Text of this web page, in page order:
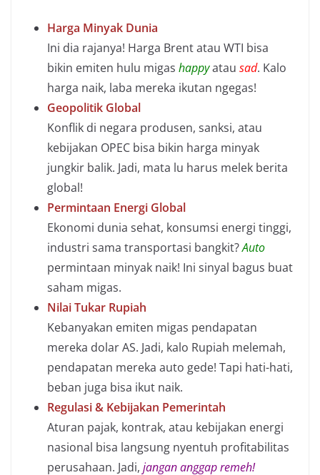
Harga Minyak Dunia
Ini dia rajanya! Harga Brent atau WTI bisa
bikin emiten hulu migas happyatau sad. Kalo
harga naik, laba mereka ikutan ngegas!
Geopolitik Global
Konflik di negara produsen, sanksi, atau
kebijakan OPEC bisa bikin harga minyak
jungkir balik. Jadi, mata lu harus melek berita
global!
Permintaan Energi Global
Ekonomi dunia sehat, konsumsi energi tinggi,
industri sama transportasi bangkit?Auto
permintaan minyak naik! Ini sinyal bagus buat
saham migas.
Nilai Tukar Rupiah
Kebanyakan emiten migas pendapatan
mereka dolar AS. Jadi, kalo Rupiah melemah,
pendapatan mereka auto gede! Tapi hati-hati,
beban juga bisa ikut naik.
Regulasi & Kebijakan Pemerintah
Aturan pajak, kontrak, atau kebijakan energi
nasional bisa langsung nyentuh profitabilitas
perusahaan. Jadi, jangan anggap remeh!